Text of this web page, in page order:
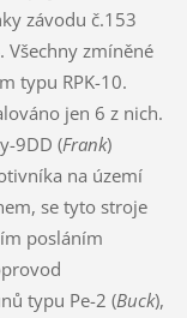
závodu č.153
zmíněné
typu RPK-10.
jen 6 z nich.
9DD (Frank)
na území
se tyto stroje
posláním
typu Pe-2 (Buck),